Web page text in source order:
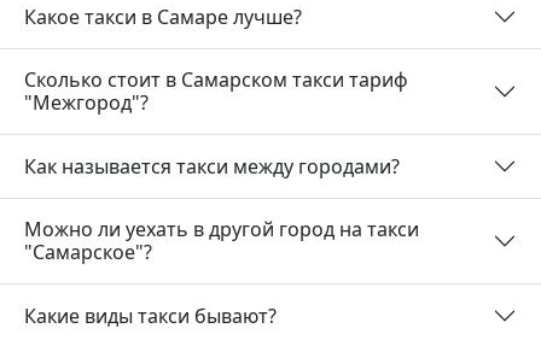
Какое такси в Самаре лучше?
Сколько стоит в Самарском такси тариф
"Межгород"?
Как называется такси между городами?
Можно ли уехать в другой город на такси
"Самарское"?
Какие виды такси бывают?